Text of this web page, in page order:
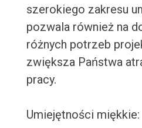
szerokiego zakresu
pozwala również na
różnych potrzeb
zwiększa Państwa
pracy.
Umiejętności miękkie: